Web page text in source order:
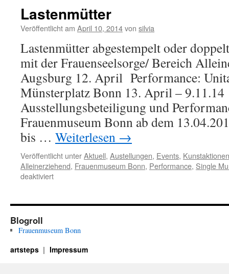
Lastenmütter
Veröffentlicht am April 10, 2014von silvia
Lastenmütter abgestempelt oder
mit der Frauenseelsorge/ Bereich
Augsburg 12. April Performance:
Münsterplatz Bonn 13. April –
Ausstellungsbeteiligung und
Frauenmuseum Bonn ab dem
bis … Weiterlesen →
Veröffentlicht unterAktuell, Austellungen, Events, Kunstaktionen
Alleinerziehend, Frauenmuseum Bonn, Performance, Single
deaktiviertfür
Blogroll
Frauenmuseum Bonn
artsteps Impressum